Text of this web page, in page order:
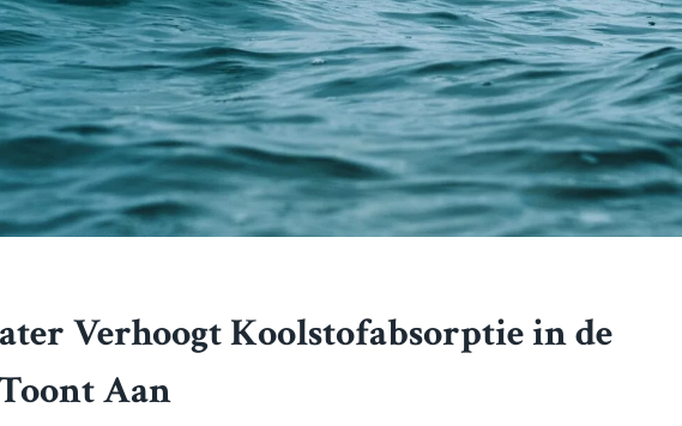
Verhoogt Koolstofabsorptie in de
Aan